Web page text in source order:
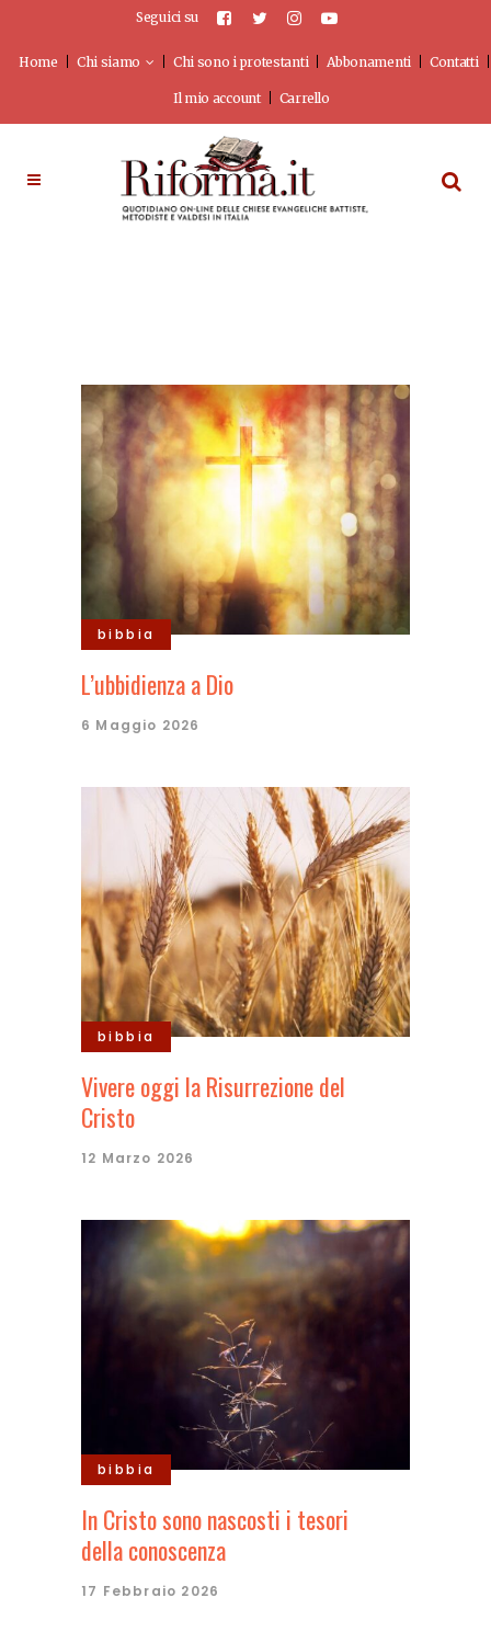
Seguici su
Home Chi siamo Chi sono i protestanti Abbonamenti Contatti
Il mio account Carrello
bibbia
L’ubbidienza a Dio
6 Maggio 2026
bibbia
Vivere oggi la Risurrezione del
Cristo
12 Marzo 2026
bibbia
In Cristo sono nascosti i tesori
della conoscenza
17 Febbraio 2026